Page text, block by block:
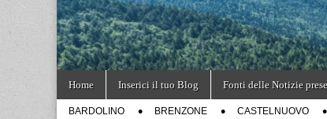
Main
menu
content
Home Inserici il tuo Blog Fonti delle Notizie
SubBARDOLINO BRENZONE CASTELNUOVO